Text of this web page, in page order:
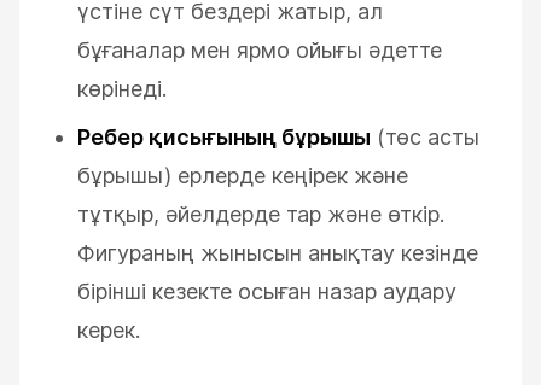
үстіне сүт бездері жатыр, ал
бұғаналар мен ярмо ойығы әдетте
көрінеді.
Ребер қисығының бұрышы (төс асты
бұрышы) ерлерде кеңірек және
тұтқыр, әйелдерде тар және өткір.
Фигураның жынысын анықтау кезінде
бірінші кезекте осыған назар аудару
керек.